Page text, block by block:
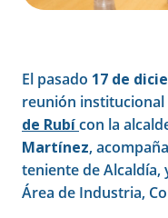
El pasado 17 de
reunión institucional
de Rubícon la
Martínez,
teniente de Alcaldía,
Área de Industria,